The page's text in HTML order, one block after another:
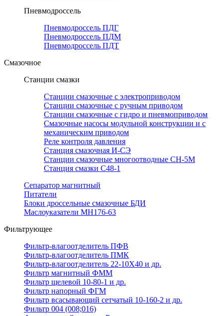
Пневмодроссель
Пневмодроссель ПДГ
Пневмодроссель ПДМ
Пневмодроссель ПДТ
Смазочное
Станции смазки
Станции смазочные с электроприводом
Станции смазочные с ручным приводом
Станции смазочные с гидро и пневмоприводом
Смазочные насосы модульной конструкции и с
механическим приводом
Реле контроля давления
Станция смазочная И-СЭ
Станции смазочные многоотводные СН-5М
Станция смазки С48-1
Сепаратор магнитный
Питатели
Блоки дроссельные смазочные БДИ
Маслоуказатели МН176-63
Фильтрующее
Фильтр-влагоотделитель ПФВ
Фильтр-влагоотделитель ПМК
Фильтр-влагоотделитель 22-10Х40 и др.
Фильтр магнитный ФММ
Фильтр щелевой 10-80-1 и др.
Фильтр напорный ФГМ
Фильтр всасывающий сетчатый 10-160-2 и др.
Фильтр 004 (008;016)